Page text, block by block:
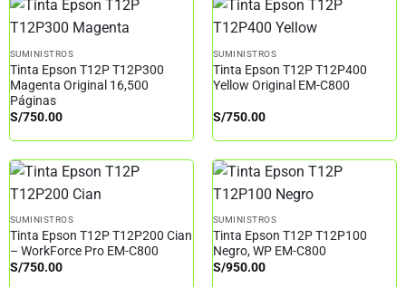
SUMINISTROS
Tinta Epson T12P T12P300
Magenta Original 16,500
Páginas
S/750.00
SUMINISTROS
Tinta Epson T12P T12P400
Yellow Original EM-C800
S/750.00
SUMINISTROS
Tinta Epson T12P T12P200 Cian
– WorkForce Pro EM-C800
S/750.00
SUMINISTROS
Tinta Epson T12P T12P100
Negro, WP EM-C800
S/950.00